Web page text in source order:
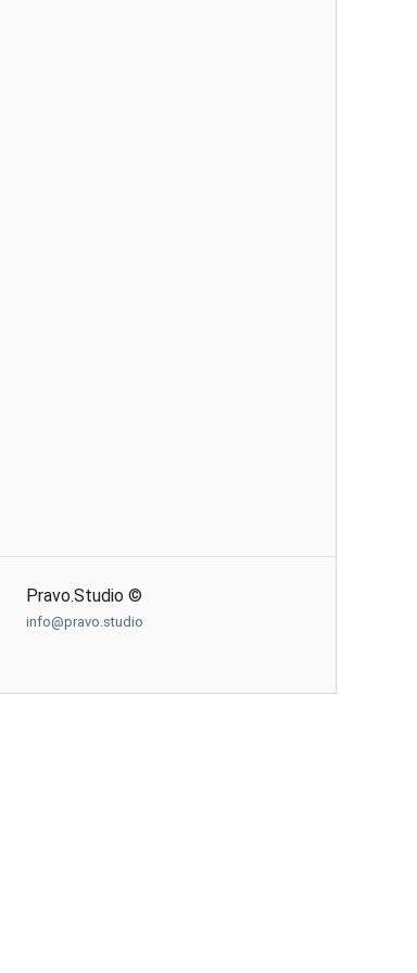
Pravo.Studio ©
info@pravo.studio